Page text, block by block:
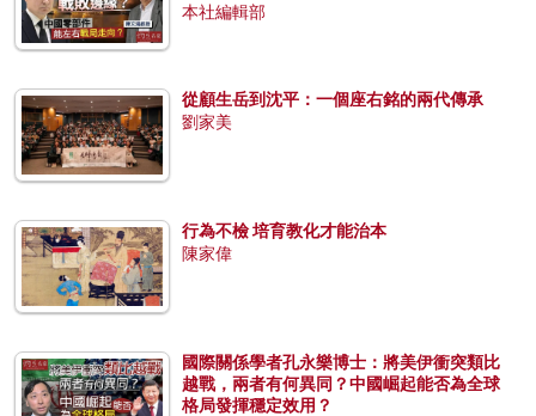
本社編輯部
從顧生岳到沈平：一個座右銘的兩代傳承
劉家美
行為不檢 培育教化才能治本
陳家偉
國際關係學者孔永樂博士：將美伊衝突類比
越戰，兩者有何異同？中國崛起能否為全球
格局發揮穩定效用？